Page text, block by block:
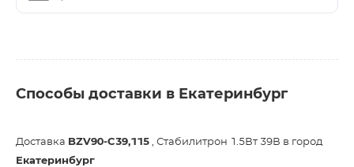
Способы доставки в Екатеринбург
Доставка BZV90-C39,115 , Стабилитрон 1.5Вт 39В в город
Екатеринбург